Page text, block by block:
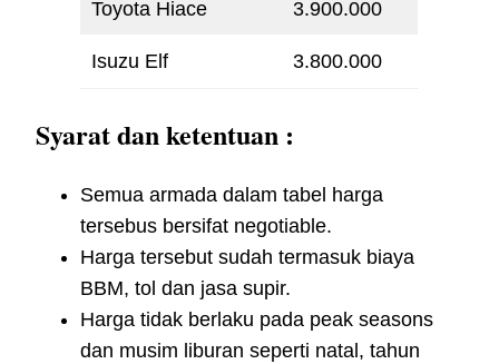
Toyota Hiace 3.900.000
Isuzu Elf 3.800.000
Syarat dan ketentuan :
Semua armada dalam tabel harga
tersebus bersifat negotiable.
Harga tersebut sudah termasuk biaya
BBM, tol dan jasa supir.
Harga tidak berlaku pada peak seasons
dan musim liburan seperti natal, tahun